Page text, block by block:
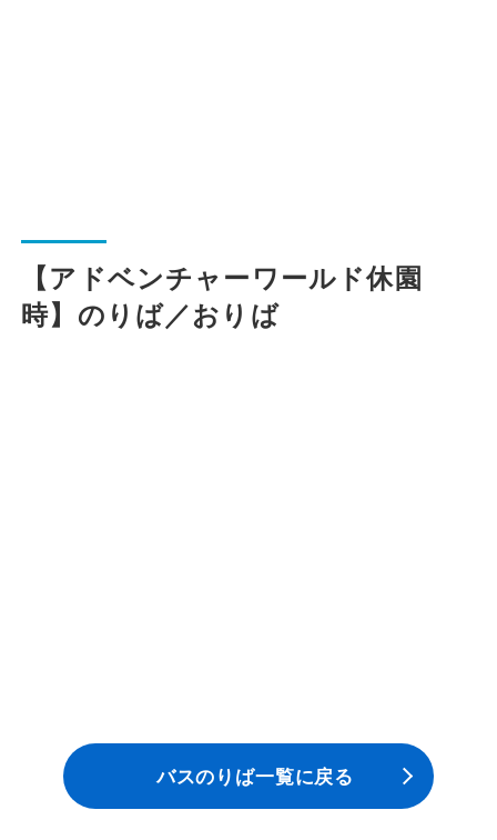
お問い合わせ・Q&A
西日本JRバスについて
【アドベンチャーワールド休園
時】のりば／おりば
バスのりば一覧に戻る